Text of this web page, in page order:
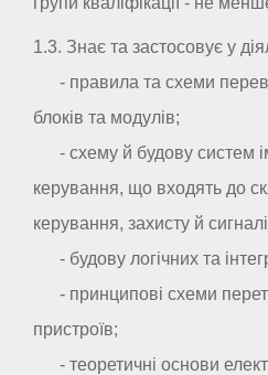
1.3. Знає та застосовує у
- правила та схеми
блоків та модулів;
- схему й будову систем
керування, що входять до
керування, захисту й
- будову логічних та
- принципові схеми
пристроїв;
- теоретичні основи